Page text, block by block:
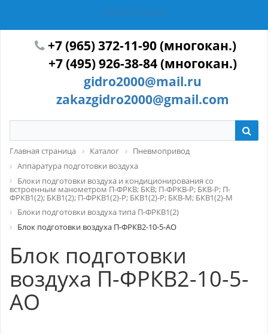
ГИДРОТЕХМАШ
+7 (965) 372-11-90 (многокан.)
+7 (495) 926-38-84 (многокан.)
gidro2000@mail.ru
zakazgidro2000@gmail.com
Главная страница Каталог
Пневмопривод
Аппаратура подготовки воздуха
Блоки подготовки воздуха и кондиционирования со
встроенным манометром П-ФРКВ; БКВ; П-ФРКВ-Р; БКВ-Р; П-
ФРКВ1(2); БКВ1(2); П-ФРКВ1(2)-Р; БКВ1(2)-Р; БКВ-М; БКВ1(2)-М
Блоки подготовки воздуха типа П-ФРКВ1(2)
Блок подготовки воздуха П-ФРКВ2-10-5-АО
Блок подготовки
воздуха П-ФРКВ2-10-5-
АО